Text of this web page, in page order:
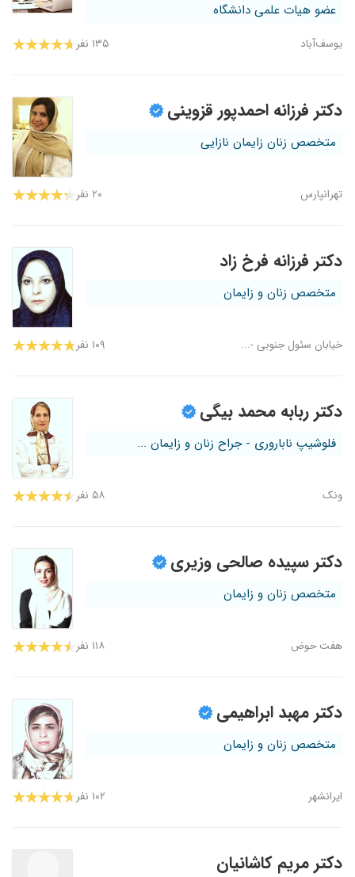
عضو هیات علمی دانشگاه
یوسف‌آباد ۱۳۵ نفر
دکتر فرزانه احمدپور قزوینی
متخصص زنان زایمان نازایی
تهرانپارس ۲۰ نفر
دکتر فرزانه فرخ زاد
متخصص زنان و زایمان
خیابان سئول جنوبی -... ۱۰۹ نفر
دکتر ربابه محمد بیگی
فلوشیپ ناباروری - جراح زنان و زایمان ...
ونک ۵۸ نفر
دکتر سپیده صالحی وزیری
متخصص زنان و زایمان
هفت‌ حوض ۱۱۸ نفر
دکتر مهبد ابراهیمی
متخصص زنان و زایمان
ایرانشهر ۱۰۲ نفر
دکتر مریم کاشانیان